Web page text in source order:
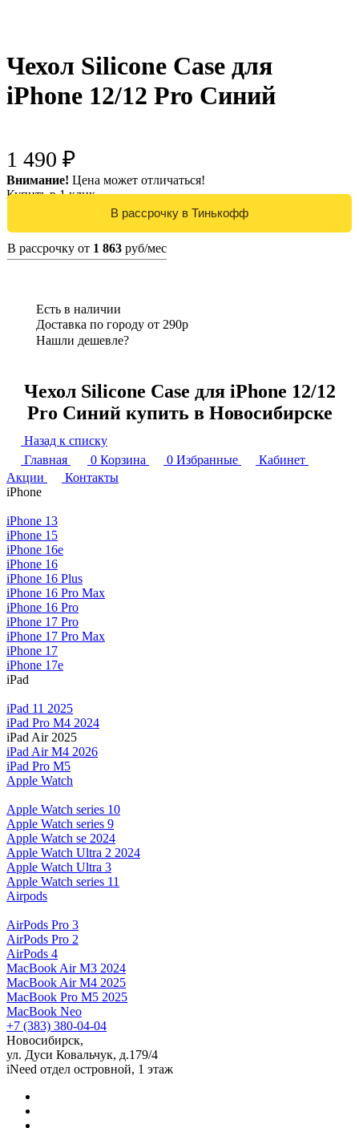
Чехол Silicone Case для
iPhone 12/12 Pro Синий
1 490 ₽
Внимание! Цена может отличаться!
Купить в 1 клик
В рассрочку от 1 863 руб/мес
Есть в наличии
Доставка по городу от 290р
Нашли дешевле?
Чехол Silicone Case для iPhone 12/12
Pro Синий купить в Новосибирске
Назад к списку
Главная
0 Корзина 0 Избранные
Кабинет
Акции
Контакты
iPhone
iPhone 13
iPhone 15
iPhone 16e
iPhone 16
iPhone 16 Plus
iPhone 16 Pro Max
iPhone 16 Pro
iPhone 17 Pro
iPhone 17 Pro Max
iPhone 17
iPhone 17e
iPad
iPad 11 2025
iPad Pro M4 2024
iPad Air 2025
iPad Air M4 2026
iPad Pro M5
Apple Watch
Apple Watch series 10
Apple Watch series 9
Apple Watch se 2024
Apple Watch Ultra 2 2024
Apple Watch Ultra 3
Apple Watch series 11
Airpods
AirPods Pro 3
AirPods Pro 2
AirPods 4
MacBook Air M3 2024
MacBook Air M4 2025
MacBook Pro M5 2025
MacBook Neo
+7 (383) 380-04-04
Новосибирск,
ул. Дуси Ковальчук, д.179/4
iNeed отдел островной, 1 этаж